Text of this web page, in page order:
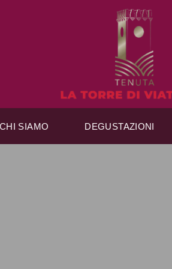
CHI SIAMO DEGUSTAZIONI